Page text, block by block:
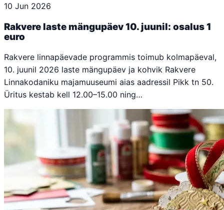
10 Jun 2026
Rakvere laste mängupäev 10. juunil: osalus 1
euro
Rakvere linnapäevade programmis toimub kolmapäeval,
10. juunil 2026 laste mängupäev ja kohvik Rakvere
Linnakodaniku majamuuseumi aias aadressil Pikk tn 50.
Üritus kestab kell 12.00–15.00 ning…